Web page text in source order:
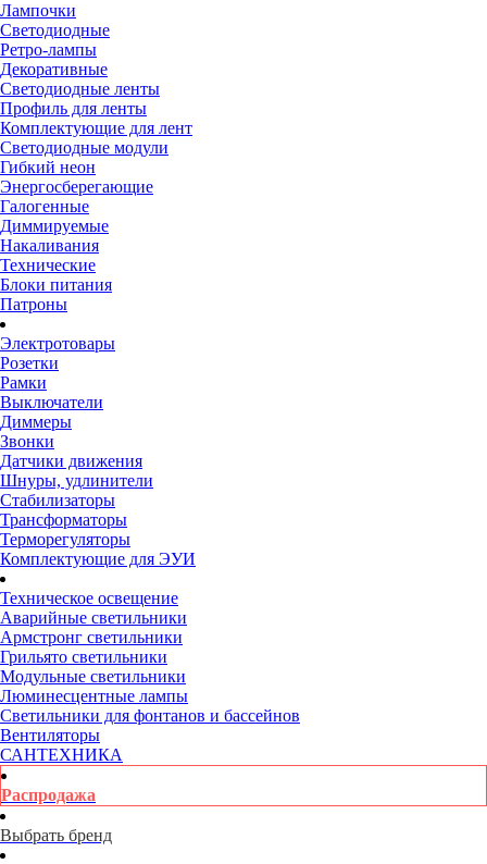
Лампочки
Светодиодные
Ретро-лампы
Декоративные
Светодиодные ленты
Профиль для ленты
Комплектующие для лент
Светодиодные модули
Гибкий неон
Энергосберегающие
Галогенные
Диммируемые
Накаливания
Технические
Блоки питания
Патроны
Электротовары
Розетки
Рамки
Выключатели
Диммеры
Звонки
Датчики движения
Шнуры, удлинители
Стабилизаторы
Трансформаторы
Терморегуляторы
Комплектующие для ЭУИ
Техническое освещение
Аварийные светильники
Армстронг светильники
Грильято светильники
Модульные светильники
Люминесцентные лампы
Светильники для фонтанов и бассейнов
Вентиляторы
САНТЕХНИКА
Распродажа
Выбрать бренд